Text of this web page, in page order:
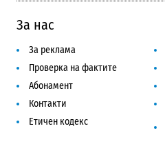
За нас
За реклама
Проверка на фактите
Абонамент
Контакти
Етичен кодекс